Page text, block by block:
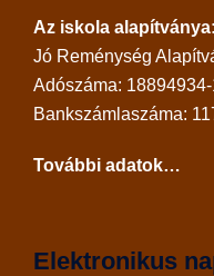
Az iskola alapítványa:
Jó Reménység
Adószáma:
Bankszámlaszáma:
További adatok…
Elektronikus